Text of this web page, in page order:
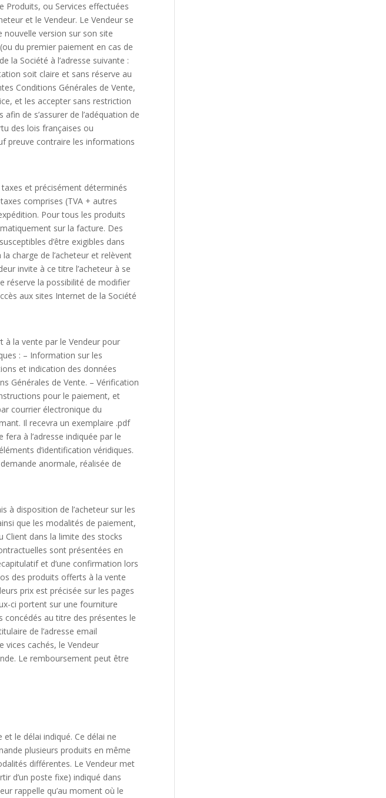
Produits, ou Services effectuées
et le Vendeur. Le Vendeur se
nouvelle version sur son site
du premier paiement en cas de
la Société à l’adresse suivante :
soit claire et sans réserve au
Conditions Générales de Vente,
et les accepter sans restriction
de s’assurer de l’adéquation de
des lois françaises ou
preuve contraire les informations
et précisément déterminés
comprises (TVA + autres
Pour tous les produits
sur la facture. Des
d’être exigibles dans
charge de l’acheteur et relèvent
invite à ce titre l’acheteur à se
réserve la possibilité de modifier
aux sites Internet de la Société
à la vente par le Vendeur pour
: – Information sur les
et indication des données
Générales de Vente. – Vérification
pour le paiement, et
courrier électronique du
Il recevra un exemplaire .pdf
à l’adresse indiquée par le
d’identification véridiques.
anormale, réalisée de
à disposition de l’acheteur sur les
que les modalités de paiement,
Client dans la limite des stocks
sont présentées en
et d’une confirmation lors
des produits offerts à la vente
prix est précisée sur les pages
ci portent sur une fourniture
concédés au titre des présentes le
de l’adresse email
cachés, le Vendeur
Le remboursement peut être
le délai indiqué. Ce délai ne
plusieurs produits en même
différentes. Le Vendeur met
d’un poste fixe) indiqué dans
rappelle qu’au moment où le